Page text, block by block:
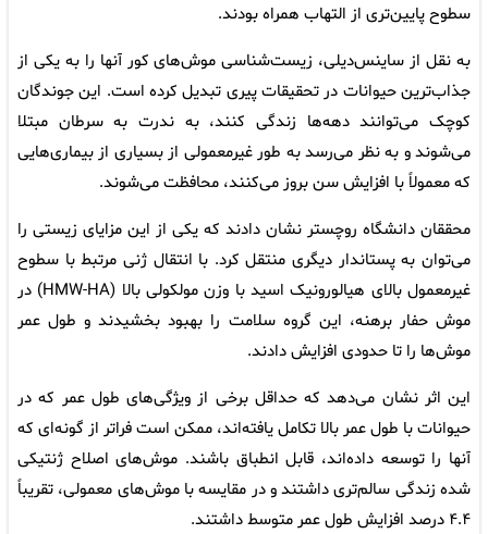
سطوح پایین‌تری از التهاب همراه بودند.
به نقل از ساینس‌دیلی، زیست‌شناسی موش‌های کور آنها را به یکی از
جذاب‌ترین حیوانات در تحقیقات پیری تبدیل کرده است. این جوندگان
کوچک می‌توانند دهه‌ها زندگی کنند، به ندرت به سرطان مبتلا
می‌شوند و به نظر می‌رسد به طور غیرمعمولی از بسیاری از بیماری‌هایی
که معمولاً با افزایش سن بروز می‌کنند، محافظت می‌شوند.
محققان دانشگاه روچستر نشان دادند که یکی از این مزایای زیستی را
می‌توان به پستاندار دیگری منتقل کرد. با انتقال ژنی مرتبط با سطوح
غیرمعمول بالای هیالورونیک اسید با وزن مولکولی بالا (HMW-HA) در
موش حفار برهنه، این گروه سلامت را بهبود بخشیدند و طول عمر
موش‌ها را تا حدودی افزایش دادند.
این اثر نشان می‌دهد که حداقل برخی از ویژگی‌های طول عمر که در
حیوانات با طول عمر بالا تکامل یافته‌اند، ممکن است فراتر از گونه‌ای که
آنها را توسعه داده‌اند، قابل انطباق باشند. موش‌های اصلاح ژنتیکی
شده زندگی سالم‌تری داشتند و در مقایسه با موش‌های معمولی، تقریباً
۴.۴ درصد افزایش طول عمر متوسط ‌داشتند.